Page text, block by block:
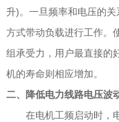
升)。一旦频率和电压的
方式带动负载进行工作。
组承受力，用户最直接的
机的寿命则相应增加。
二、降低电力线路电压波
在电机工频启动时，电